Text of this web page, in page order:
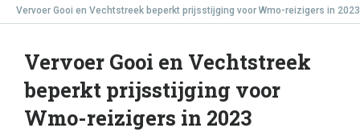
Vervoer Gooi en Vechtstreek beperkt prijsstijging voor Wmo-reizigers in 2023
Vervoer Gooi en Vechtstreek
beperkt prijsstijging voor
Wmo-reizigers in 2023